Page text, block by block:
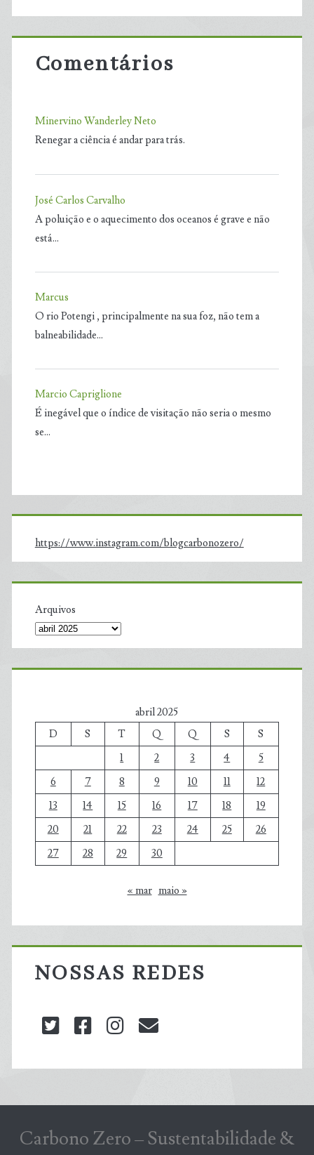
Comentários
Minervino Wanderley Neto
Renegar a ciência é andar para trás.
José Carlos Carvalho
A poluição e o aquecimento dos oceanos é grave e não
está…
Marcus
O rio Potengi , principalmente na sua foz, não tem a
balneabilidade…
Marcio Capriglione
É inegável que o índice de visitação não seria o mesmo
se…
https://www.instagram.com/blogcarbonozero/
Arquivos
abril 2025
D
S T Q Q S
S
1
2 3 4
5
6
7 8 9 10 11
12
13
14 15 16 17 18
19
20
21 22 23 24 25
26
27
28 29 30
« mar maio »
NOSSAS REDES
twitterfacebookinstagram
Carbono Zero – Sustentabilidade &